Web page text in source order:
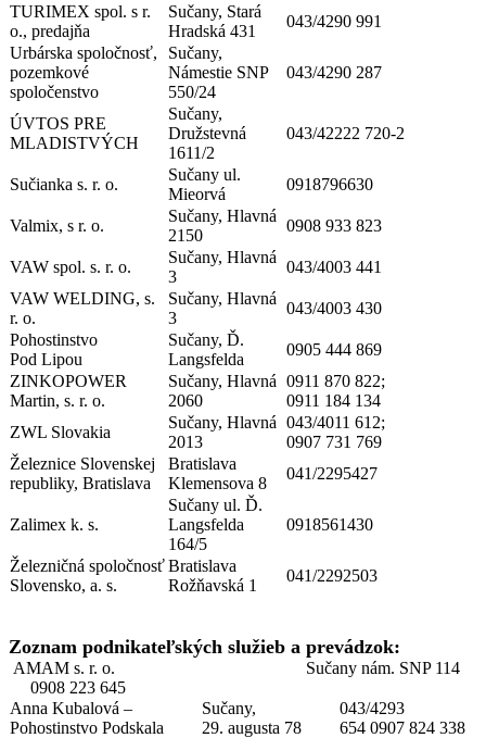
TURIMEX spol. s r.
o., predajňa
Sučany, Stará
Hradská 431
043/4290 991
Urbárska spoločnosť,
pozemkové
spoločenstvo
Sučany,
Námestie SNP
550/24
043/4290 287
ÚVTOS PRE
MLADISTVÝCH
Sučany,
Družstevná
1611/2
043/42222 720-2
Sučianka s. r. o.
Sučany ul.
Mieorvá
0918796630
Valmix, s r. o.
Sučany, Hlavná
2150
0908 933 823
VAW spol. s. r. o.
Sučany, Hlavná
3
043/4003 441
VAW WELDING, s.
r. o.
Sučany, Hlavná
3
043/4003 430
Pohostinstvo
Pod Lipou
Sučany, Ď.
Langsfelda
0905 444 869
ZINKOPOWER
Martin, s. r. o.
Sučany, Hlavná
2060
0911 870 822;
0911 184 134
ZWL Slovakia
Sučany, Hlavná
2013
043/4011 612;
0907 731 769
Železnice Slovenskej
republiky, Bratislava
Bratislava
Klemensova 8
041/2295427
Zalimex k. s.
Sučany ul. Ď.
Langsfelda
164/5
0918561430
Železničná spoločnosť
Slovensko, a. s.
Bratislava
Rožňavská 1
041/2292503
Zoznam podnikateľských služieb a prevádzok:
AMAM s. r. o. Sučany nám. SNP 114
0908 223 645
Anna Kubalová –
Pohostinstvo Podskala
Sučany,
29. augusta 78
043/4293
654 0907 824 338